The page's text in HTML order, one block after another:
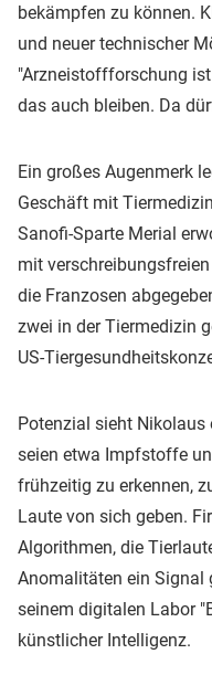
bekämpfen zu können.
und neuer technischer
"Arzneistoffforschung
das auch bleiben. Da
Ein großes Augenmerk
Geschäft mit
Sanofi-Sparte Merial
mit
die Franzosen
zwei in der Tiermedizin
US-
Potenzial sieht
seien etwa Impfstoffe
frühzeitig zu erkennen,
Laute von sich geben.
Algorithmen, die
Anomalitäten ein Signal
seinem digitalen Labor
künstlicher Intelligenz.